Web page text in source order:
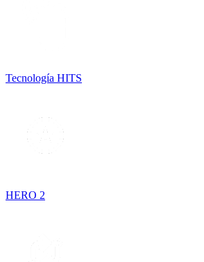
Tecnología HITS
HERO 2